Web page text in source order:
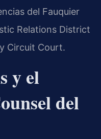
del Fauquier
Relations District
Circuit Court.
y el
del